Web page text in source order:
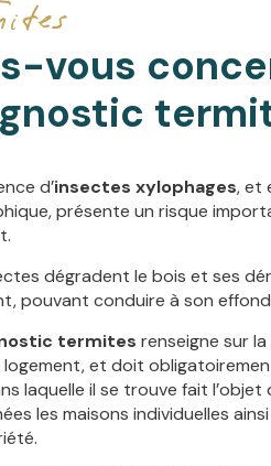
vous
d’insectes xylophages, et
présente un risque
dégradent le bois et ses
pouvant conduire à son
termites renseigne sur
logement, et doit
laquelle il se trouve fait
les maisons individuelles